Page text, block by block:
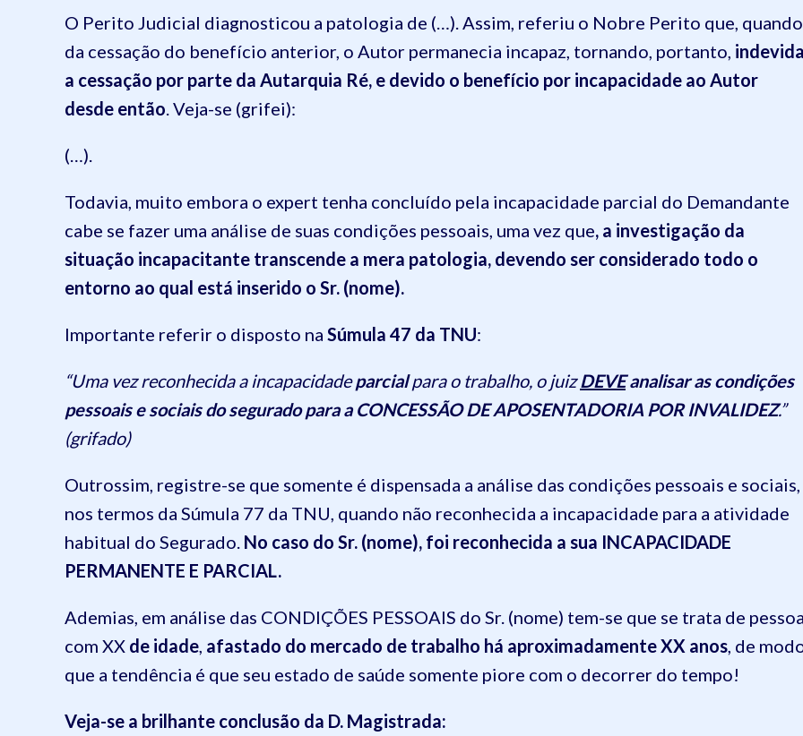
O Perito Judicial diagnosticou a patologia de (…). Assim, referiu o Nobre Perito que, quando
da cessação do benefício anterior, o Autor permanecia incapaz, tornando, portanto,
a cessação por parte da Autarquia Ré, e devido o benefício por incapacidade ao Autor
desde então. Veja-se (grifei):
(…).
Todavia, muito embora o expert tenha concluído pela incapacidade parcial do Demandante
cabe se fazer uma análise de suas condições pessoais, uma vez que, a investigação da
situação incapacitante transcende a mera patologia, devendo ser considerado todo o
entorno ao qual está inserido o Sr. (nome).
Importante referir o disposto na Súmula 47 da TNU:
“Uma vez reconhecida a incapacidadeparcialpara o trabalho, o juiz DEVEanalisar as condições
pessoais e sociais do segurado para a CONCESSÃO DE APOSENTADORIA POR INVALIDEZ.”
(grifado)
Outrossim, registre-se que somente é dispensada a análise das condições pessoais e sociais,
nos termos da Súmula 77 da TNU, quando não reconhecida a incapacidade para a atividade
habitual do Segurado. No caso do Sr. (nome), foi reconhecida a sua INCAPACIDADE
PERMANENTE E PARCIAL.
Ademias, em análise das CONDIÇÕES PESSOAIS do Sr. (nome) tem-se que se trata de
com XX de idade, afastado do mercado de trabalho há aproximadamente XX anos, de
que a tendência é que seu estado de saúde somente piore com o decorrer do tempo!
Veja-se a brilhante conclusão da D. Magistrada: